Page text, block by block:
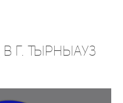
в г. Тырныауз